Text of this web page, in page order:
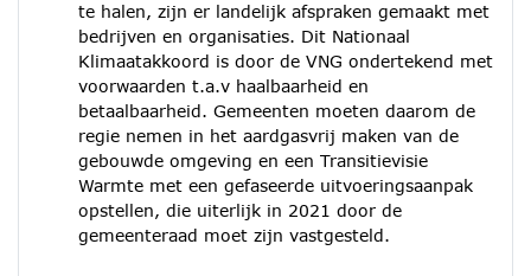
te halen, zijn er landelijk afspraken gemaakt met
bedrijven en organisaties. Dit Nationaal
Klimaatakkoord is door de VNG ondertekend met
voorwaarden t.a.v haalbaarheid en
betaalbaarheid. Gemeenten moeten daarom de
regie nemen in het aardgasvrij maken van de
gebouwde omgeving en een Transitievisie
Warmte met een gefaseerde uitvoeringsaanpak
opstellen, die uiterlijk in 2021 door de
gemeenteraad moet zijn vastgesteld.